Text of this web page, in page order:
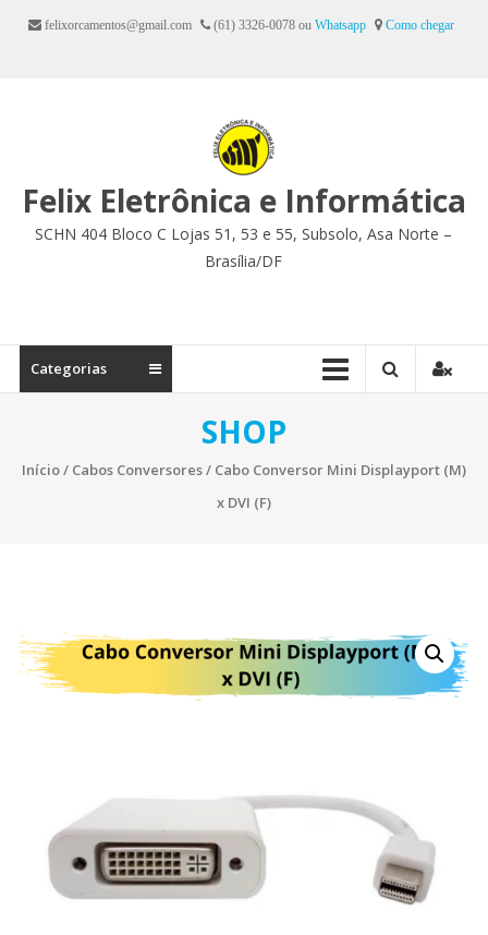
para
felixorcamentos@gmail.com (61) 3326-0078 ou Whatsapp Como chegar
Felix Eletrônica e Informática
SCHN 404 Bloco C Lojas 51, 53 e 55, Subsolo, Asa Norte –
Brasília/DF
Categorias
SHOP
Início/ Cabos Conversores/ Cabo Conversor Mini Displayport (M)
x DVI (F)